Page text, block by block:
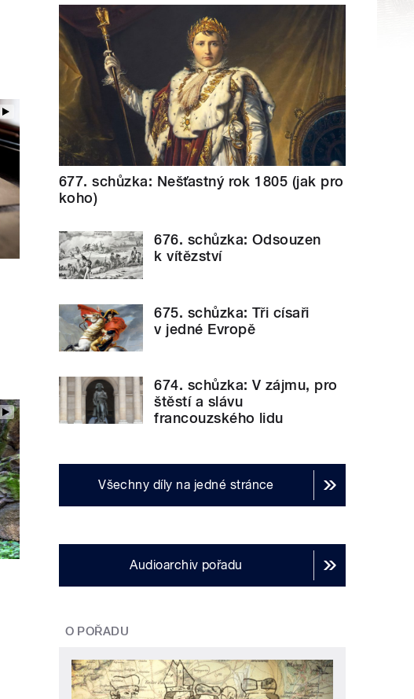
677. schůzka: Nešťastný rok 1805 (jak pro
koho)
676. schůzka: Odsouzen
k vítězství
675. schůzka: Tři císaři
v jedné Evropě
674. schůzka: V zájmu, pro
štěstí a slávu
francouzského lidu
Všechny díly na jedné stránce
Audioarchiv pořadu
O POŘADU